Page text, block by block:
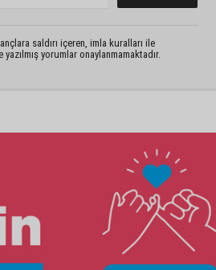
saldırı içeren, imla kuralları ile
yorumlar onaylanmamaktadır.